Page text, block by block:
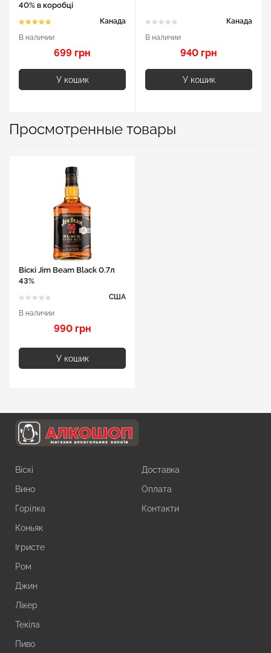
40% в коробці
Канада
В наличии
699 грн
У кошик
Канада
В наличии
940 грн
У кошик
Просмотренные товары
Віскі Jim Beam Black 0.7л
43%
США
В наличии
990 грн
У кошик
Віскі
Вино
Горілка
Коньяк
Ігристе
Ром
Джин
Лікер
Текіла
Пиво
Доставка
Оплата
Контакти